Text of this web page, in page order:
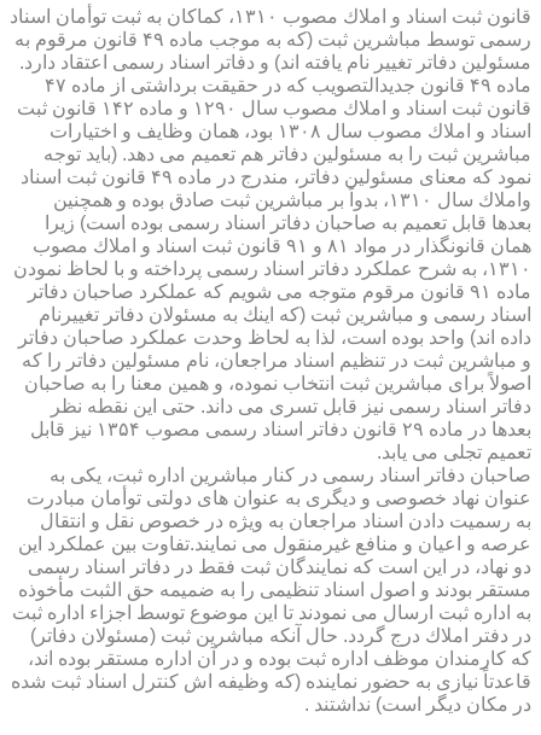
قانون ثبت اسناد و املاك مصوب ۱۳۱۰، كماكان به ثبت توأمان اسناد
رسمی توسط مباشرین ثبت (كه به موجب ماده ۴۹ قانون مرقوم به
مسئولین دفاتر تغییر نام یافته اند) و دفاتر اسناد رسمی اعتقاد دارد.
ماده ۴۹ قانون جدیدالتصویب كه در حقیقت برداشتی از ماده ۴۷
قانون ثبت اسناد و املاك مصوب سال ۱۲۹۰ و ماده ۱۴۲ قانون ثبت
اسناد و املاك مصوب سال ۱۳۰۸ بود، همان وظایف و اختیارات
مباشرین ثبت را به مسئولین دفاتر هم تعمیم می دهد. (باید توجه
نمود كه معنای مسئولین دفاتر، مندرج در ماده ۴۹ قانون ثبت اسناد
واملاك سال ۱۳۱۰، بدواً بر مباشرین ثبت صادق بوده و همچنین
بعدها قابل تعمیم به صاحبان دفاتر اسناد رسمی بوده است) زیرا
همان قانونگذار در مواد ۸۱ و ۹۱ قانون ثبت اسناد و املاك مصوب
۱۳۱۰، به شرح عملكرد دفاتر اسناد رسمی پرداخته و با لحاظ نمودن
ماده ۹۱ قانون مرقوم متوجه می شویم كه عملكرد صاحبان دفاتر
اسناد رسمی و مباشرین ثبت (كه اینك به مسئولان دفاتر تغییرنام
داده اند) واحد بوده است، لذا به لحاظ وحدت عملكرد صاحبان دفاتر
و مباشرین ثبت در تنظیم اسناد مراجعان، نام مسئولین دفاتر را كه
اصولاً برای مباشرین ثبت انتخاب نموده، و همین معنا را به صاحبان
دفاتر اسناد رسمی نیز قابل تسری می داند. حتی این نقطه نظر
بعدها در ماده ۲۹ قانون دفاتر اسناد رسمی مصوب ۱۳۵۴ نیز قابل
تعمیم تجلی می یابد.
صاحبان دفاتر اسناد رسمی در كنار مباشرین اداره ثبت، یكی به
عنوان نهاد خصوصی و دیگری به عنوان های دولتی توأمان مبادرت
به رسمیت دادن اسناد مراجعان به ویژه در خصوص نقل و انتقال
عرصه و اعیان و منافع غیرمنقول می نمایند.تفاوت بین عملكرد این
دو نهاد، در این است كه نمایندگان ثبت فقط در دفاتر اسناد رسمی
مستقر بودند و اصول اسناد تنظیمی را به ضمیمه حق الثبت مأخوذه
به اداره ثبت ارسال می نمودند تا این موضوع توسط اجزاء اداره ثبت
در دفتر املاك درج گردد. حال آنكه مباشرین ثبت (مسئولان دفاتر)
كه كارمندان موظف اداره ثبت بوده و در آن اداره مستقر بوده اند،
قاعدتاً نیازی به حضور نماینده (كه وظیفه اش كنترل اسناد ثبت شده
در مكان دیگر است) نداشتند .